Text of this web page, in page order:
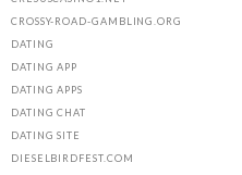
CROSSY-ROAD-GAMBLING.ORG
DATING
DATING APP
DATING APPS
DATING CHAT
DATING SITE
DIESELBIRDFEST.COM